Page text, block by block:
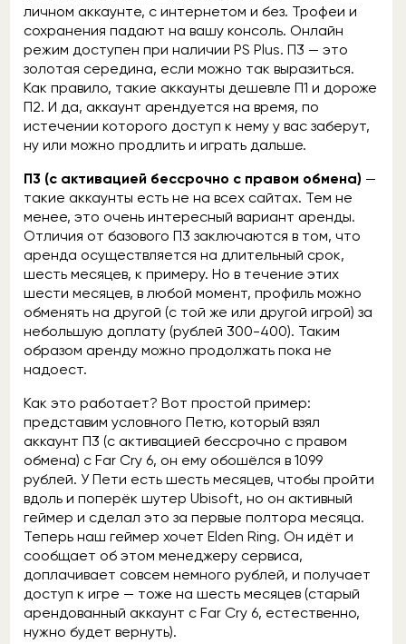
личном аккаунте, с интернетом и без. Трофеи и
сохранения падают на вашу консоль. Онлайн
режим доступен при наличии PS Plus. П3 — это
золотая середина, если можно так выразиться.
Как правило, такие аккаунты дешевле П1 и дороже
П2. И да, аккаунт арендуется на время, по
истечении которого доступ к нему у вас заберут,
ну или можно продлить и играть дальше.
П3 (с активацией бессрочно с правом обмена) —
такие аккаунты есть не на всех сайтах. Тем не
менее, это очень интересный вариант аренды.
Отличия от базового П3 заключаются в том, что
аренда осуществляется на длительный срок,
шесть месяцев, к примеру. Но в течение этих
шести месяцев, в любой момент, профиль можно
обменять на другой (с той же или другой игрой) за
небольшую доплату (рублей 300-400). Таким
образом аренду можно продолжать пока не
надоест.
Как это работает? Вот простой пример:
представим условного Петю, который взял
аккаунт П3 (с активацией бессрочно с правом
обмена) с Far Cry 6, он ему обошёлся в 1099
рублей. У Пети есть шесть месяцев, чтобы пройти
вдоль и поперёк шутер Ubisoft, но он активный
геймер и сделал это за первые полтора месяца.
Теперь наш геймер хочет Elden Ring. Он идёт и
сообщает об этом менеджеру сервиса,
доплачивает совсем немного рублей, и получает
доступ к игре — тоже на шесть месяцев (старый
арендованный аккаунт с Far Cry 6, естественно,
нужно будет вернуть).